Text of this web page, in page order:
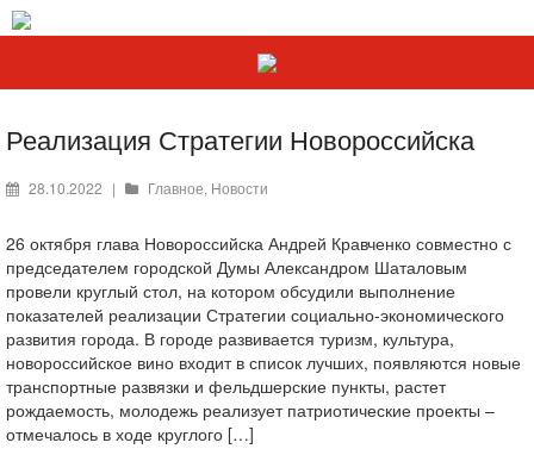
Реализация Стратегии Новороссийска
28.10.2022 | Главное, Новости
26 октября глава Новороссийска Андрей Кравченко совместно с
председателем городской Думы Александром Шаталовым
провели круглый стол, на котором обсудили выполнение
показателей реализации Стратегии социально-экономического
развития города. В городе развивается туризм, культура,
новороссийское вино входит в список лучших, появляются новые
транспортные развязки и фельдшерские пункты, растет
рождаемость, молодежь реализует патриотические проекты –
отмечалось в ходе круглого […]